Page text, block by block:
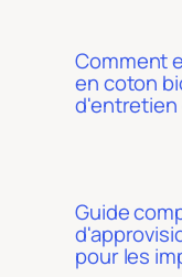
Comment
en coton
Guide
pour les